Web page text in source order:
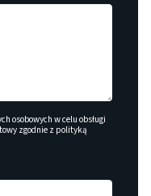
osobowych w celu obsługi
zgodnie z polityką